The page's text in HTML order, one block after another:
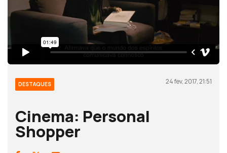
DESTAQUES 24 fev, 2017, 21:51
Cinema: Personal
Shopper